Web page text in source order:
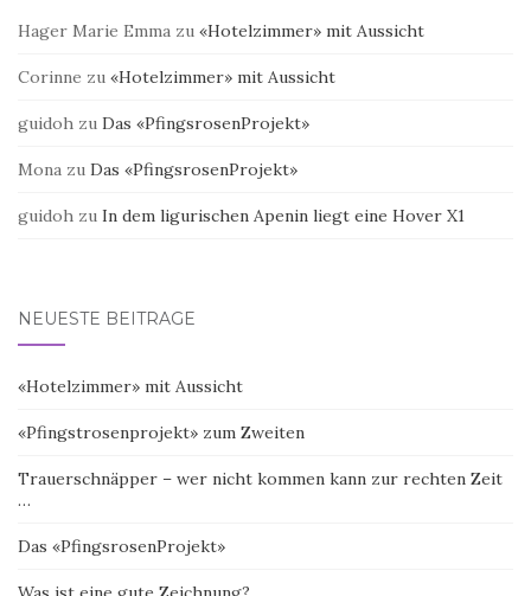
Hager Marie Emma zu «Hotelzimmer» mit Aussicht
Corinne zu «Hotelzimmer» mit Aussicht
guidoh zu Das «PfingsrosenProjekt»
Mona zu Das «PfingsrosenProjekt»
guidoh zu In dem ligurischen Apenin liegt eine Hover X1
NEUESTE BEITRÄGE
«Hotelzimmer» mit Aussicht
«Pfingstrosenprojekt» zum Zweiten
Trauerschnäpper – wer nicht kommen kann zur rechten Zeit
…
Das «PfingsrosenProjekt»